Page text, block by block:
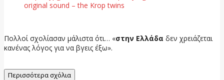
original sound – the Krop twins
Πολλοί σχολίασαν μάλιστα ότι… «στην Ελλάδα δεν χρειάζεται
κανένας λόγος για να βγεις έξω».
Περισσότερα σχόλια